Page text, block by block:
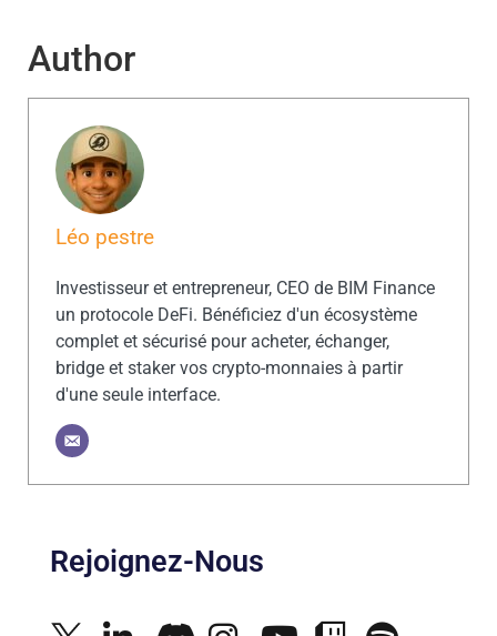
Author
Léo pestre
Investisseur et entrepreneur, CEO de BIM Finance
un protocole DeFi. Bénéficiez d'un écosystème
complet et sécurisé pour acheter, échanger,
bridge et staker vos crypto-monnaies à partir
d'une seule interface.
Rejoignez-Nous